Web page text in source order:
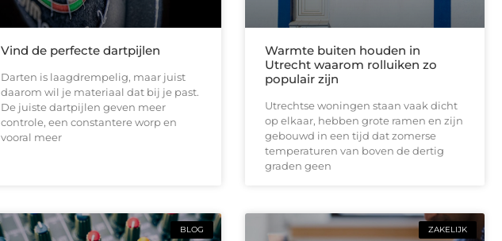
Vind de perfecte dartpijlen
Darten is laagdrempelig, maar juist
daarom wil je materiaal dat bij je past.
De juiste dartpijlen geven meer
controle, een constantere worp en
vooral meer
Warmte buiten houden in
Utrecht waarom rolluiken zo
populair zijn
Utrechtse woningen staan vaak dicht
op elkaar, hebben grote ramen en zijn
gebouwd in een tijd dat zomerse
temperaturen van boven de dertig
graden geen
BLOG ZAKELIJK